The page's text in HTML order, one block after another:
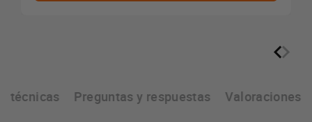
técnicas Preguntas y respuestas Valoraciones